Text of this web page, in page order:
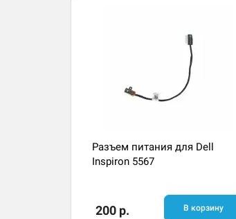
Разъем питания для Dell
Inspiron 5567
200 р. В корзину